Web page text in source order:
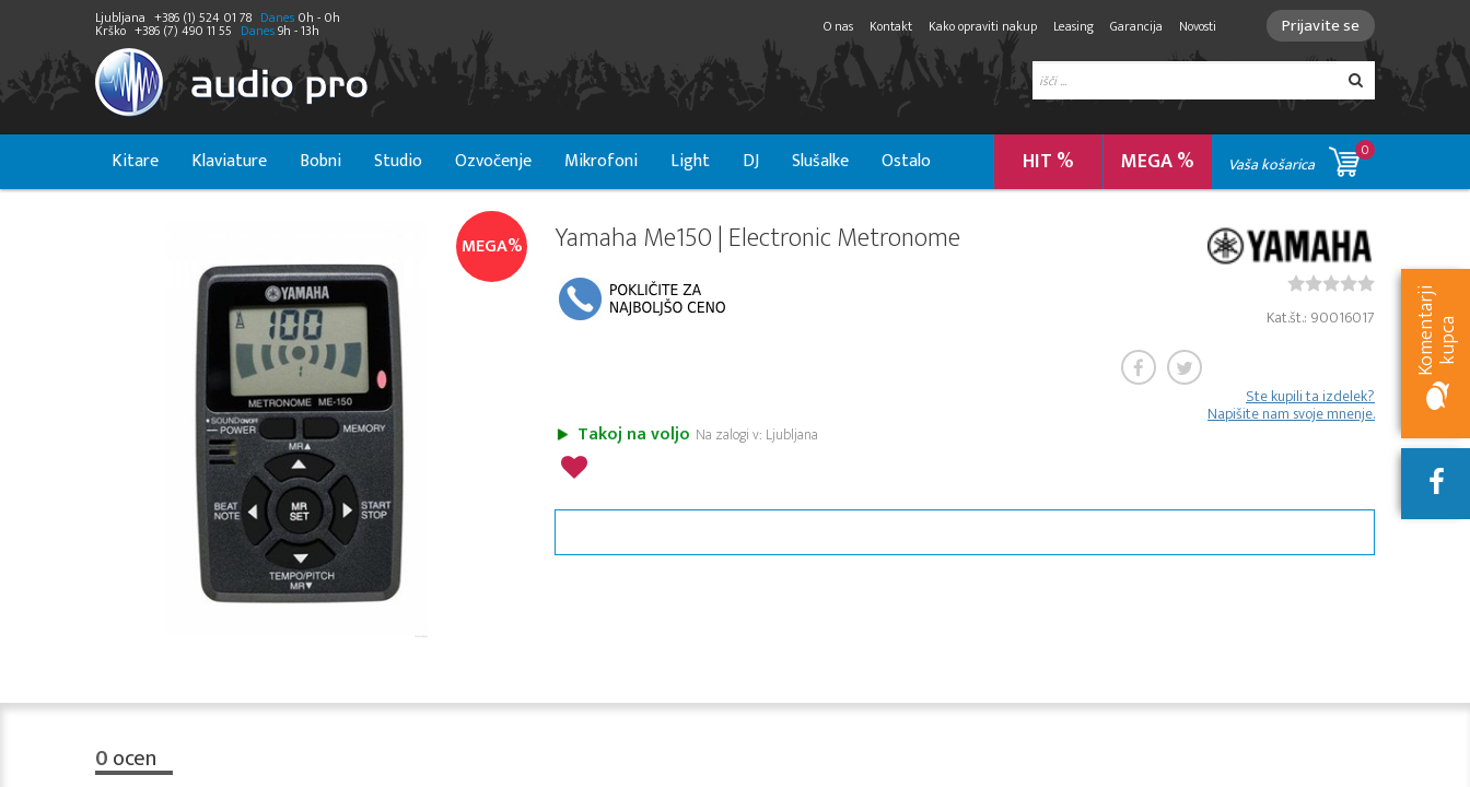
Ljubljana +386 (1) 524 01 78 Danes 0h - 0h
Krško +386 (7) 490 11 55 Danes9h - 13h Prijavite se
O nas Kontakt Kako opraviti nakup Leasing Garancija Novosti
Kitare Klaviature Bobni Studio Ozvočenje Mikrofoni Light DJ Slušalke Ostalo Vaša košarica
0
MEGA %
HIT %
MEGA% Yamaha Me150 | Electronic Metronome
Takoj na voljo Na zalogi v: Ljubljana
Kat.št.: 90016017
Ste kupili ta izdelek?
Napišite nam svoje mnenje.
0ocen
K
o
m
e
n
t
a
r
j
i
k
u
p
ca